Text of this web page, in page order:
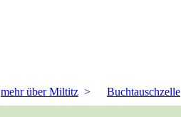
mehr über Miltitz Buchtauschzelle